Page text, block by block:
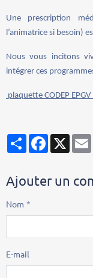
Une prescription
l’animatrice si besoin)
Nous vous incitons
intégrer ces
plaquette CODEP EPGV
PartagerFacebook
X
Ajouter un
Nom
E-mail